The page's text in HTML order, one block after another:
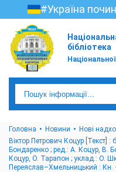
#Україна
бібліотека
Головна Новини Нові
Віктор Петрович Коцур [Текст]
Бондаренко ; ред.: А. Коцур, В.
Коцур, О. Тарапон ; уклад.: О.
Переяслав–Хмельницький : Кн.